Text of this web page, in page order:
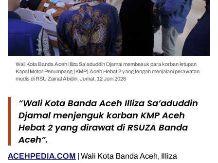
Wali Kota Banda Aceh Illiza Sa’aduddin Djamal membesuk para korban letupan
Kapal Motor Penumpang (KMP) Aceh Hebat 2 yang tengah menjalani perawatan
medis di RSU Zainal Abidin, Jumat, 12 Juni 2026
“Wali Kota Banda Aceh Illiza Sa’aduddin
Djamal menjenguk korban KMP Aceh
Hebat 2 yang dirawat di RSUZA Banda
Aceh”.
ACEHPEDIA.COM | Wali Kota Banda Aceh, Illiza